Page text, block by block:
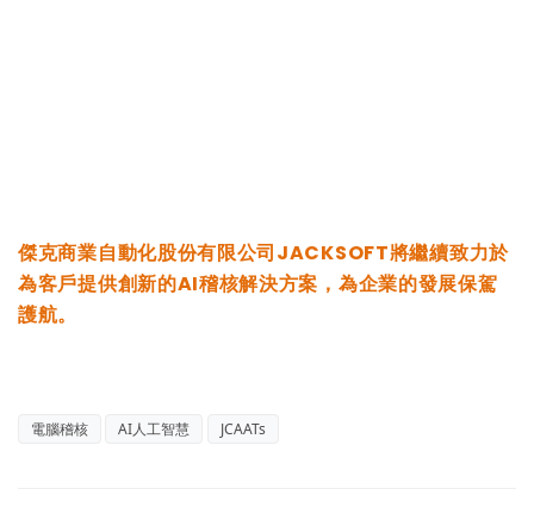
傑克商業自動化股份有限公司JACKSOFT將繼續致力於
為客戶提供創新的AI稽核解決方案，為企業的發展保駕
護航。
電腦稽核 AI人工智慧 JCAATs